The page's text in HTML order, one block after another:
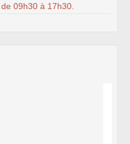
09h30 à 17h30.